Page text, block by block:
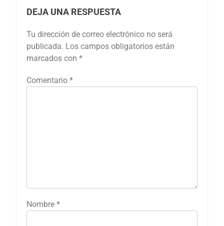
DEJA UNA RESPUESTA
Tu dirección de correo electrónico no será
publicada. Los campos obligatorios están
marcados con *
Comentario *
Nombre *